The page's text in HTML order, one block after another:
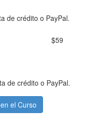
de crédito o PayPal.
de crédito o PayPal.
$59
el Curso